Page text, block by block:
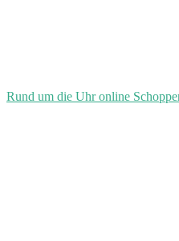
Rund um die Uhr online